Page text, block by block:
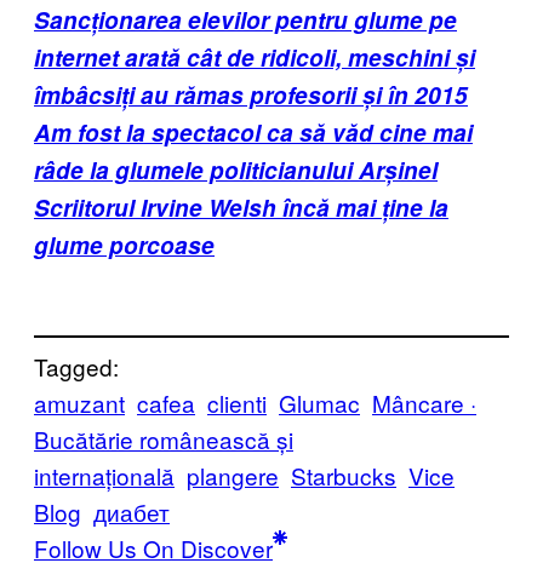
Sancționarea elevilor pentru glume pe
internet arată cât de ridicoli, meschini și
îmbâcsiți au rămas profesorii și în 2015
Am fost la spectacol ca să văd cine mai
râde la glumele politicianului Arșinel
Scriitorul Irvine Welsh încă mai ține la
glume porcoase
Tagged:
amuzant cafea clienti Glumac Mâncare ·
Bucătărie românească și
internațională plangere Starbucks Vice
Blog диабет
Follow Us On Discover